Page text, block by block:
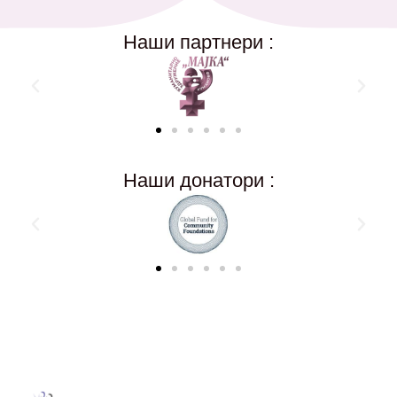
Наши партнери :
Наши донатори :